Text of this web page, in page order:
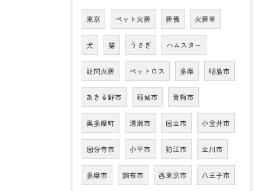
東京 ペット火葬 葬儀 火葬車
犬 猫 うさぎ ハムスター
訪問火葬 ペットロス 多摩 昭島市
あきる野市 稲城市 青梅市
奥多摩町 清瀬市 国立市 小金井市
国分寺市 小平市 狛江市 立川市
多摩市 調布市 西東京市 八王子市